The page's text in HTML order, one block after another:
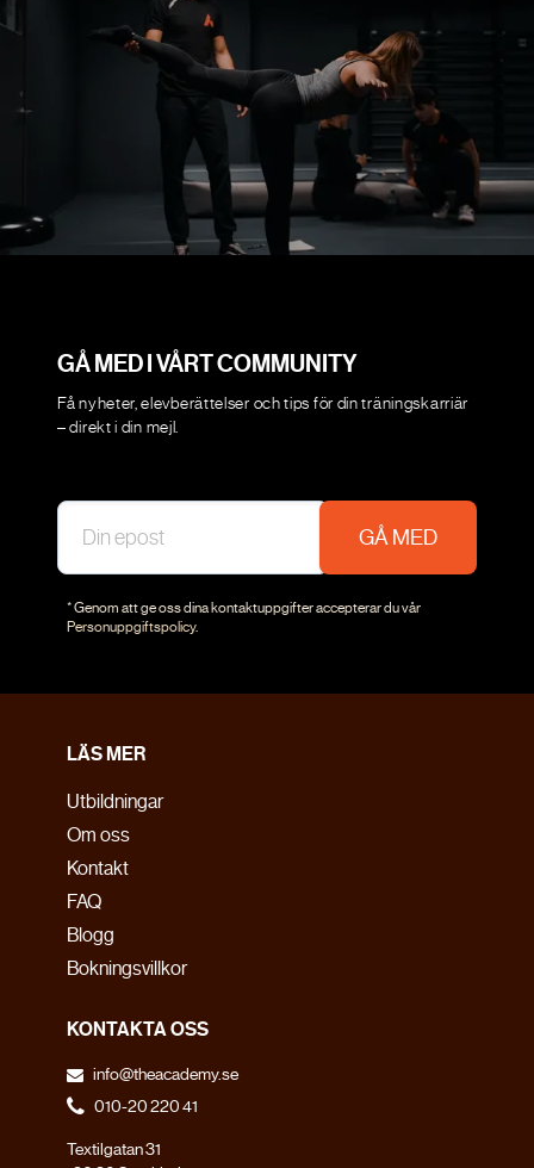
GÅ MED I VÅRT COMMUNITY
Få nyheter, elevberättelser och tips för din träningskarriär
– direkt i din mejl.
GÅ MED
* Genom att ge oss dina kontaktuppgifter accepterar du vår
Personuppgiftspolicy.
LÄS MER
Utbildningar
Om oss
Kontakt
FAQ
Blogg
Bokningsvillkor
KONTAKTA OSS
info@theacademy.se
010-20 220 41
Textilgatan 31